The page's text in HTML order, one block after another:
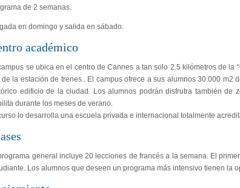
de 2 semanas.
en domingo y salida en sábado.
académico
se ubica en el centro de Cannes a tan solo 2.5 kilómetros de la
de la estación de trenes.. El campus ofrece a sus alumnos 30.000
edificio de la ciudad. Los alumnos podrán disfrutra también
durante los meses de verano.
lo desarrolla una escuela privada e internacional totalmente
general incluye 20 lecciones de francés a la semana. El
Los alumnos que deseen un programa más intensivo tienen la